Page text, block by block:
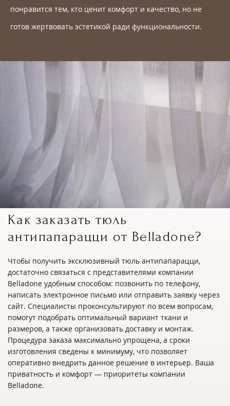
понравится тем, кто ценит комфорт и качество, но не
готов жертвовать эстетикой ради функциональности.
Как заказать тюль
антипапарацци от Belladone?
Чтобы получить эксклюзивный тюль антипапарацци,
достаточно связаться с представителями компании
Belladone удобным способом: позвонить по телефону,
написать электронное письмо или отправить заявку через
сайт. Специалисты проконсультируют по всем вопросам,
помогут подобрать оптимальный вариант ткани и
размеров, а также организовать доставку и монтаж.
Процедура заказа максимально упрощена, а сроки
изготовления сведены к минимуму, что позволяет
оперативно внедрить данное решение в интерьер. Ваша
приватность и комфорт — приоритеты компании
Belladone.